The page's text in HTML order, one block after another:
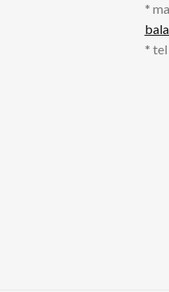
*
*